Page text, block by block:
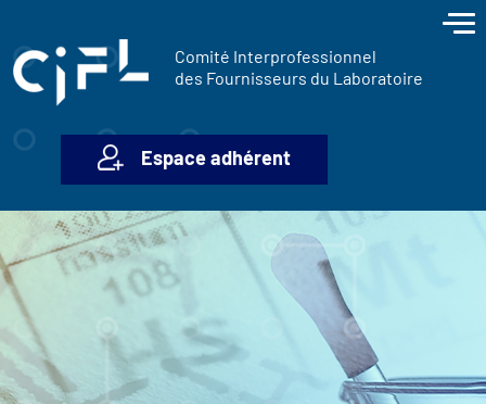
Comité Interprofessionnel
des Fournisseurs du Laboratoire
Espace adhérent